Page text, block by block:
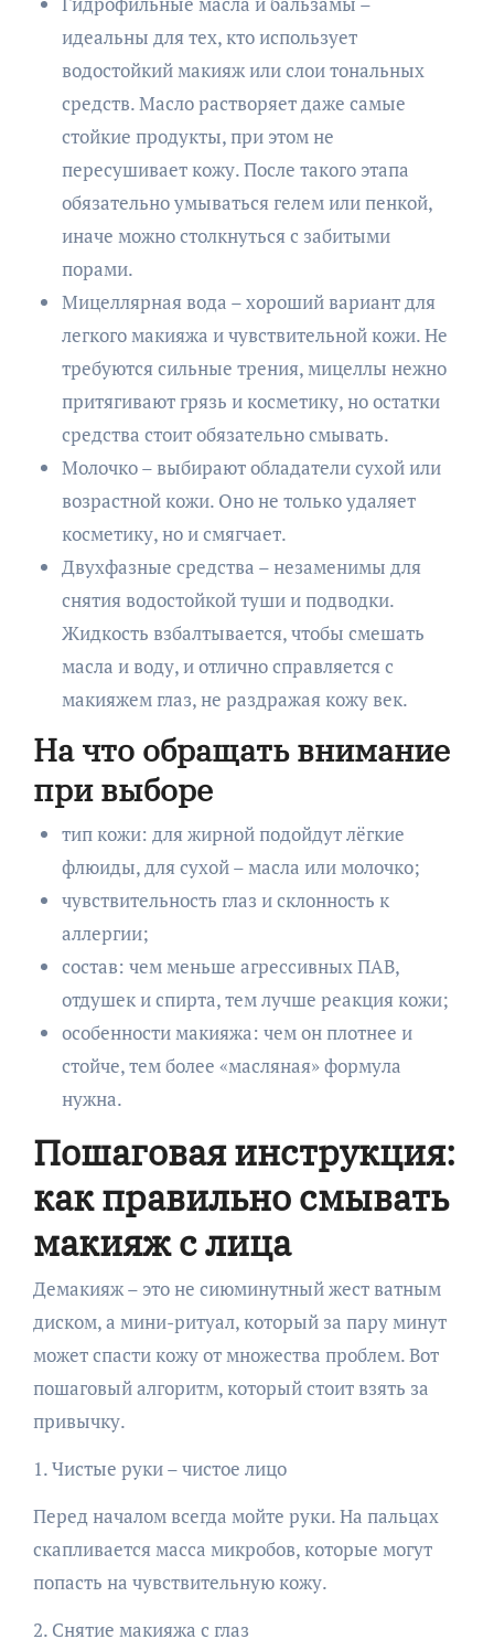
идеальны для тех, кто использует
водостойкий макияж или слои тональных
средств. Масло растворяет даже самые
стойкие продукты, при этом не
пересушивает кожу. После такого этапа
обязательно умываться гелем или пенкой,
иначе можно столкнуться с забитыми
порами.
Мицеллярная вода – хороший вариант для
легкого макияжа и чувствительной кожи. Не
требуются сильные трения, мицеллы нежно
притягивают грязь и косметику, но остатки
средства стоит обязательно смывать.
Молочко – выбирают обладатели сухой или
возрастной кожи. Оно не только удаляет
косметику, но и смягчает.
Двухфазные средства – незаменимы для
снятия водостойкой туши и подводки.
Жидкость взбалтывается, чтобы смешать
масла и воду, и отлично справляется с
макияжем глаз, не раздражая кожу век.
На что обращать внимание
при выборе
тип кожи: для жирной подойдут лёгкие
флюиды, для сухой – масла или молочко;
чувствительность глаз и склонность к
аллергии;
состав: чем меньше агрессивных ПАВ,
отдушек и спирта, тем лучше реакция кожи;
особенности макияжа: чем он плотнее и
стойче, тем более «масляная» формула
нужна.
Пошаговая инструкция:
как правильно смывать
макияж с лица
Демакияж – это не сиюминутный жест ватным
диском, а мини-ритуал, который за пару минут
может спасти кожу от множества проблем. Вот
пошаговый алгоритм, который стоит взять за
привычку.
1. Чистые руки – чистое лицо
Перед началом всегда мойте руки. На пальцах
скапливается масса микробов, которые могут
попасть на чувствительную кожу.
2. Снятие макияжа с глаз